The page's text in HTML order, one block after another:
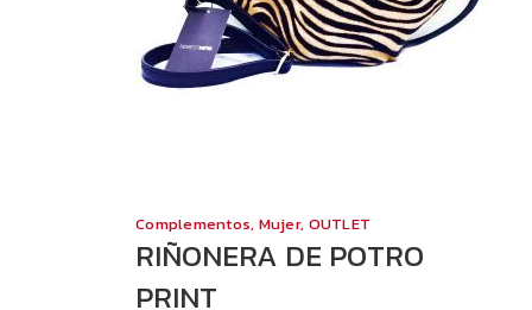
Complementos, Mujer, OUTLET
RIÑONERA DE POTRO
PRINT